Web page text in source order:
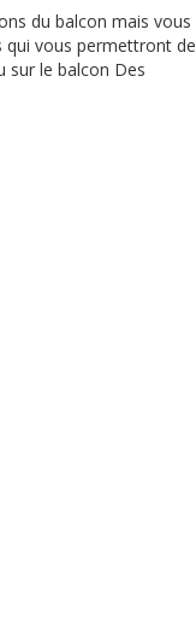
du balcon mais vous
qui vous permettront de
sur le balcon Des